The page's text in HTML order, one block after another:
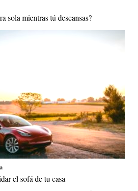
sola mientras tú descansas?
el sofá de tu casa